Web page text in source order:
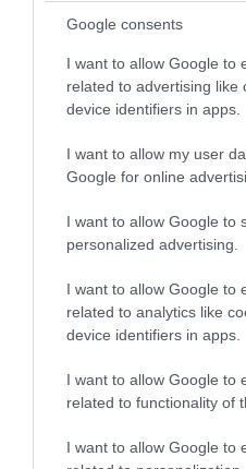
Google consents
I want to allow Google to
related to advertising like
device identifiers in apps.
I want to allow my user
Google for online
I want to allow Google to
personalized advertising.
I want to allow Google to
related to analytics like
device identifiers in apps.
I want to allow Google to
related to functionality of
I want to allow Google to
υπουργό
04.08.2026 | 13:02
Πυροσβεστών για την
που γέλασε στη φωτιά